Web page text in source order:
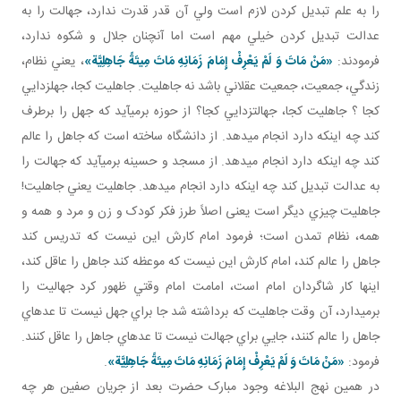
را به علم تبديل کردن لازم است ولي آن قدر قدرت ندارد، جهالت را به
عدالت تبديل کردن خيلي مهم است اما آن چنان جلال و شکوه ندارد،
فرمودند: «مَنْ مَاتَ وَ لَمْ يَعْرِفْ إِمَامَ زَمَانِهِ مَاتَ مِيتَةً جَاهِلِيَّة»، يعني نظام،
زندگي، جمعيت، جمعيت عقلاني باشد نه جاهليت. جاهليت کجا، جهل زدايي
کجا ؟ جاهليت کجا، جهالت زدايي کجا؟ از حوزه برمي آيد که جهل را برطرف
کند چه اينکه دارد انجام می­دهد. از دانشگاه ساخته است که جاهل را عالم
کند چه اينکه دارد انجام می­دهد. از مسجد و حسينه برمي آيد که جهالت را
به عدالت تبديل کند چه اينکه دارد انجام می­دهد. جاهليت يعني جاهليت!
جاهليت چيزي ديگر است يعنی اصلاً طرز فکر کودک و زن و مرد و همه و
همه، نظام تمدن است؛ فرمود امام کارش اين نيست که تدريس کند
جاهل را عالم کند، امام کارش اين نيست که موعظه کند جاهل را عاقل کند،
اينها کار شاگردان امام است، امامت امام وقتي ظهور کرد جهاليت را
برمي دارد، آن وقت جاهليت که برداشته شد جا براي جهل نيست تا عده اي
جاهل را عالم کنند، جايي براي جهالت نيست تا عده اي جاهل را عاقل کنند.
فرمود: «مَنْ مَاتَ وَ لَمْ يَعْرِفْ إِمَامَ زَمَانِهِ مَاتَ مِيتَةً جَاهِلِيَّة».
در همين نهج البلاغه وجود مبارک حضرت بعد از جريان صفين هر چه